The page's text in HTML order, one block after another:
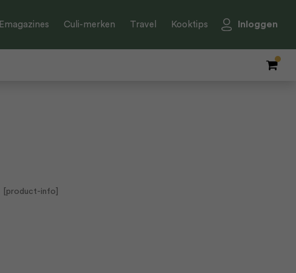
Emagazines Culi-merken Travel Kooktips Inloggen
[product-info]